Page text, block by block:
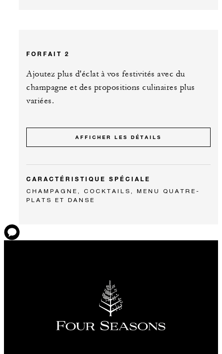
FORFAIT 2
Ajoutez plus d'éclat à vos festivités avec du
champagne et des propositions culinaires plus
variées.
AFFICHER LES DÉTAILS
CARACTÉRISTIQUE SPÉCIALE
CHAMPAGNE, COCKTAILS, MENU QUATRE-
PLATS ET DANSE